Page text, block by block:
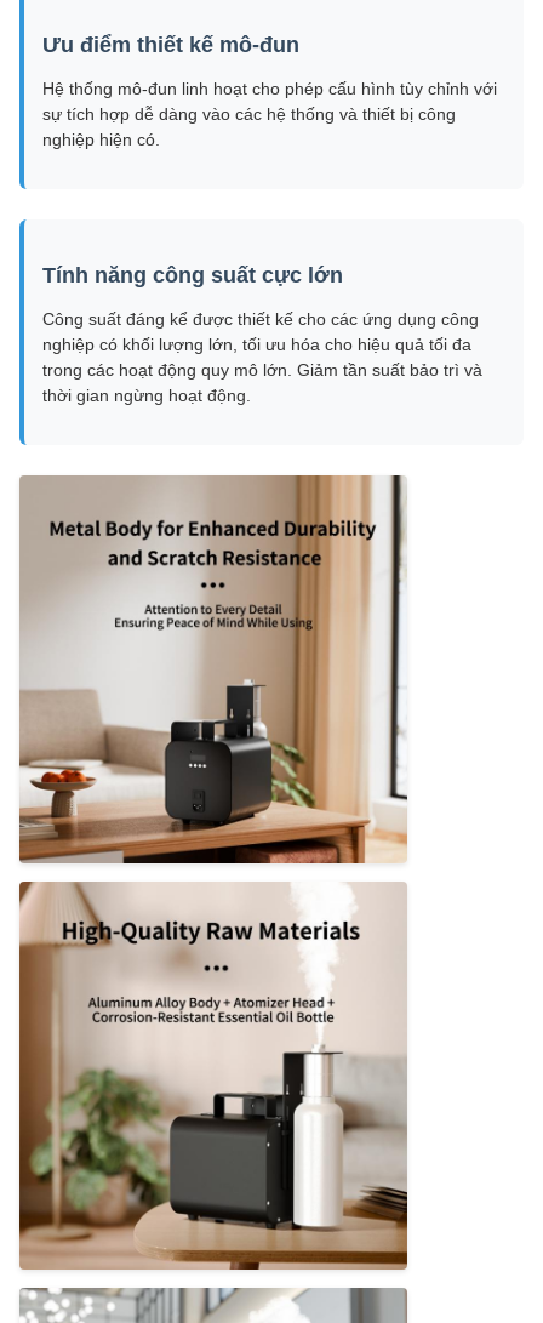
Ưu điểm thiết kế mô-đun
Hệ thống mô-đun linh hoạt cho phép cấu hình tùy chỉnh với
sự tích hợp dễ dàng vào các hệ thống và thiết bị công
nghiệp hiện có.
Tính năng công suất cực lớn
Công suất đáng kể được thiết kế cho các ứng dụng công
nghiệp có khối lượng lớn, tối ưu hóa cho hiệu quả tối đa
trong các hoạt động quy mô lớn. Giảm tần suất bảo trì và
thời gian ngừng hoạt động.